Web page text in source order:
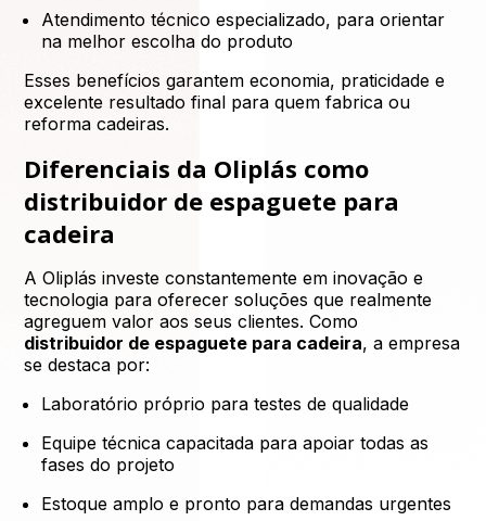
Atendimento técnico especializado, para orientar
na melhor escolha do produto
Esses benefícios garantem economia, praticidade e
excelente resultado final para quem fabrica ou
reforma cadeiras.
Diferenciais da Oliplás como
distribuidor de espaguete para
cadeira
A Oliplás investe constantemente em inovação e
tecnologia para oferecer soluções que realmente
agreguem valor aos seus clientes. Como
distribuidor de espaguete para cadeira, a empresa
se destaca por:
Laboratório próprio para testes de qualidade
Equipe técnica capacitada para apoiar todas as
fases do projeto
Estoque amplo e pronto para demandas urgentes